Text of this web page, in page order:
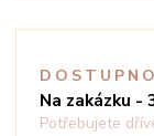
Na zakázku -
Potřebujete